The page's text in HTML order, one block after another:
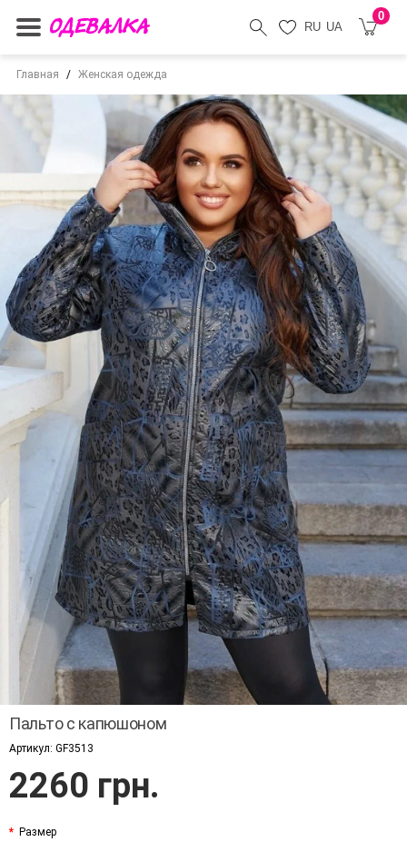
RU UA
0
Главная Женская одежда
Пальто с капюшоном
Артикул: GF3513
2260 грн.
Размер